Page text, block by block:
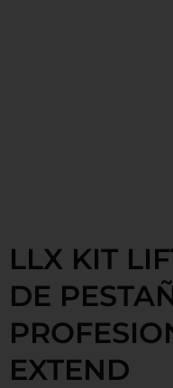
LLX KIT
DE
EXTEND